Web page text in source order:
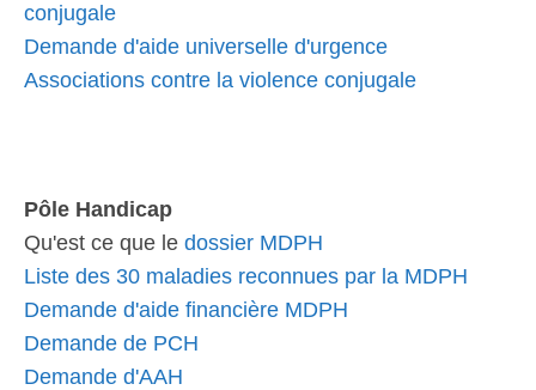
conjugale
Demande d'aide universelle d'urgence
Associations contre la violence conjugale
Pôle Handicap
Qu'est ce que le dossier MDPH
Liste des 30 maladies reconnues par la MDPH
Demande d'aide financière MDPH
Demande de PCH
Demande d'AAH